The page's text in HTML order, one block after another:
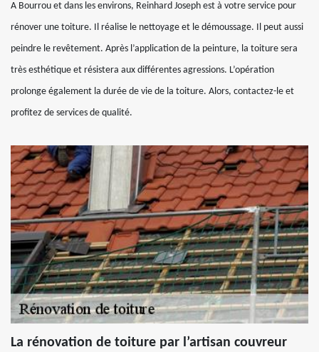
A Bourrou et dans les environs, Reinhard Joseph est à votre service pour
rénover une toiture. Il réalise le nettoyage et le démoussage. Il peut aussi
peindre le revêtement. Après l’application de la peinture, la toiture sera
très esthétique et résistera aux différentes agressions. L’opération
prolonge également la durée de vie de la toiture. Alors, contactez-le et
profitez de services de qualité.
La rénovation de toiture par l’artisan couvreur